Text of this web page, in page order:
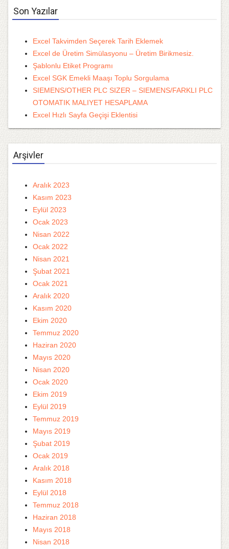
Son Yazılar
Excel Takvimden Seçerek Tarih Eklemek
Excel de Üretim Simülasyonu – Üretim Birikmesiz.
Şablonlu Etiket Programı
Excel SGK Emekli Maaşı Toplu Sorgulama
SIEMENS/OTHER PLC SIZER – SIEMENS/FARKLI PLC
OTOMATIK MALIYET HESAPLAMA
Excel Hızlı Sayfa Geçişi Eklentisi
Arşivler
Aralık 2023
Kasım 2023
Eylül 2023
Ocak 2023
Nisan 2022
Ocak 2022
Nisan 2021
Şubat 2021
Ocak 2021
Aralık 2020
Kasım 2020
Ekim 2020
Temmuz 2020
Haziran 2020
Mayıs 2020
Nisan 2020
Ocak 2020
Ekim 2019
Eylül 2019
Temmuz 2019
Mayıs 2019
Şubat 2019
Ocak 2019
Aralık 2018
Kasım 2018
Eylül 2018
Temmuz 2018
Haziran 2018
Mayıs 2018
Nisan 2018